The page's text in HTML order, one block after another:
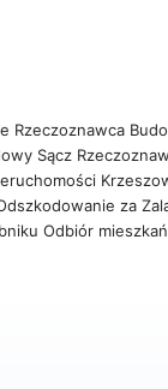
Rzeczoznawca
Sącz
za
Odbiór